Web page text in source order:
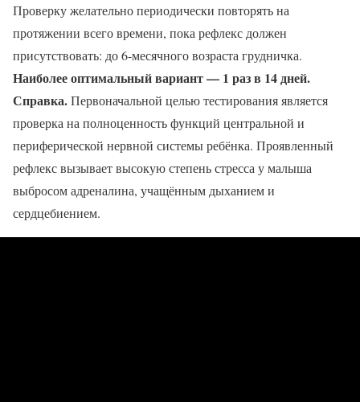
Проверку желательно периодически повторять на
протяжении всего времени, пока рефлекс должен
присутствовать: до 6-месячного возраста грудничка.
Наиболее оптимальный вариант — 1 раз в 14 дней.
Справка.Первоначальной целью тестирования является
проверка на полноценность функций центральной и
периферической нервной системы ребёнка. Проявленный
рефлекс вызывает высокую степень стресса у малыша
выбросом адреналина, учащённым дыханием и
сердцебиением.